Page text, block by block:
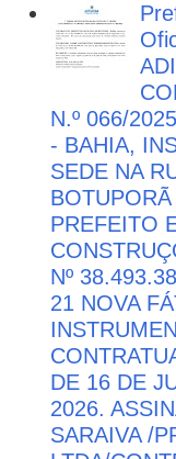
N.º 066/
- BAHIA,
SEDE NA
PREFEITO
Nº
21 NOVA
DE 16 DE
2026.
SARAIVA /